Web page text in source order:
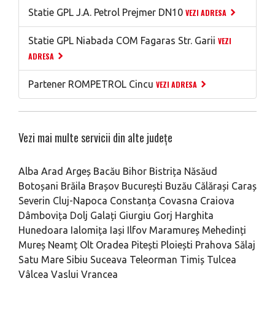
Statie GPL J.A. Petrol Prejmer DN10 VEZI ADRESA
Statie GPL Niabada COM Fagaras Str. Garii VEZI
ADRESA
Partener ROMPETROL Cincu VEZI ADRESA
Vezi mai multe servicii din alte județe
Alba Arad Argeș Bacău Bihor Bistrița Năsăud
Botoșani Brăila Brașov București Buzău Călărași Caraș
Severin Cluj-Napoca Constanța Covasna Craiova
Dâmbovița Dolj Galați Giurgiu Gorj Harghita
Hunedoara Ialomița Iași Ilfov Maramureș Mehedinți
Mureș Neamț Olt Oradea Pitești Ploiești Prahova Sălaj
Satu Mare Sibiu Suceava Teleorman Timiș Tulcea
Vâlcea Vaslui Vrancea